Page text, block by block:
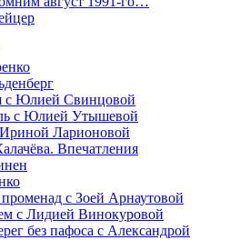
с Юлией Свинцовой
с Юлией Утышевой
Ларионовой
Впечатления
с Зоей Арнаутовой
с Лидией Винокуровой
без пафоса с Александрой